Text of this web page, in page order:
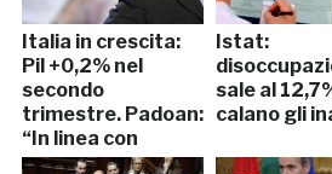
Italia in crescita:
Pil +0,2% nel
secondo
trimestre. Padoan:
“In linea con
stime”
Istat:
sale al
calano gli